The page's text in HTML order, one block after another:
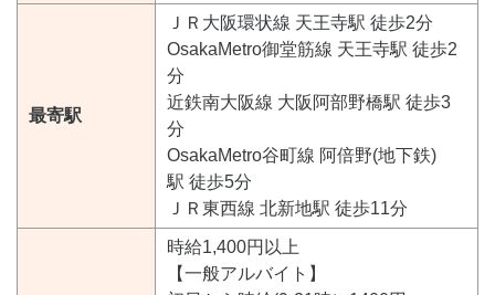
最寄駅
ＪＲ大阪環状線 天王寺駅 徒歩2分
OsakaMetro御堂筋線 天王寺駅 徒歩2
分
近鉄南大阪線 大阪阿部野橋駅 徒歩3
分
OsakaMetro谷町線 阿倍野(地下鉄)
駅 徒歩5分
ＪＲ東西線 北新地駅 徒歩11分
時給1,400円以上
【一般アルバイト】